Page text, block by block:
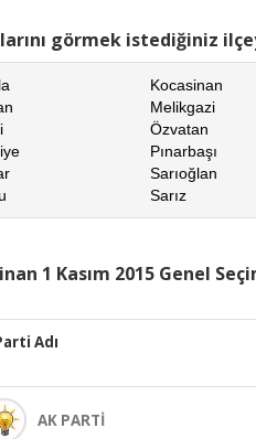
görmek istediğiniz
Kocasinan
Melikgazi
Özvatan
Pınarbaşı
Sarıoğlan
Sarız
1 Kasım 2015 Genel
Adı
AK PARTİ